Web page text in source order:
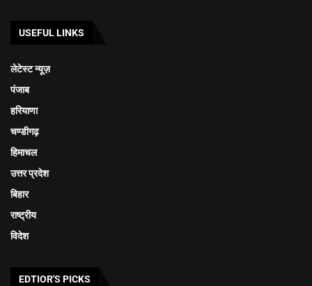
USEFUL LINKS
लेटेस्ट न्यूज़
पंजाब
हरियाणा
चण्डीगढ़
हिमाचल
उत्तर प्रदेश
बिहार
राष्ट्रीय
विदेश
EDTIOR'S PICKS